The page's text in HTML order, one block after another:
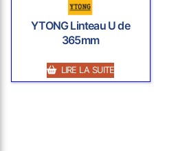
YTONG Linteau U de
365mm
LIRE LA SUITE